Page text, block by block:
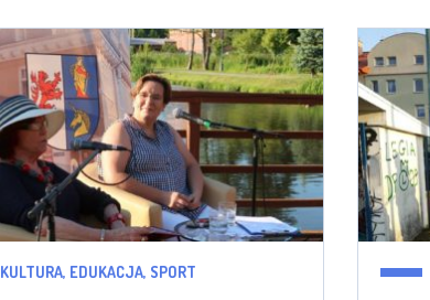
KULTURA, EDUKACJA, SPORT